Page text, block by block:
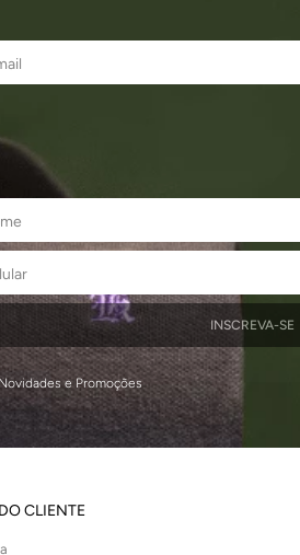
INSCREVA-SE
e Promoções
CLIENTE